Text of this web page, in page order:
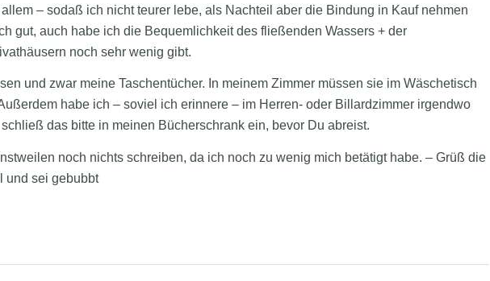
– sodaß ich nicht teurer lebe, als Nachteil aber die Bindung in Kauf nehmen
gut, auch habe ich die Bequemlichkeit des fließenden Wassers + der
noch sehr wenig gibt.
und zwar meine Taschentücher. In meinem Zimmer müssen sie im Wäschetisch
habe ich – soviel ich erinnere – im Herren- oder Billardzimmer irgendwo
das bitte in meinen Bücherschrank ein, bevor Du abreist.
noch nichts schreiben, da ich noch zu wenig mich betätigt habe. – Grüß die
und sei gebubbt